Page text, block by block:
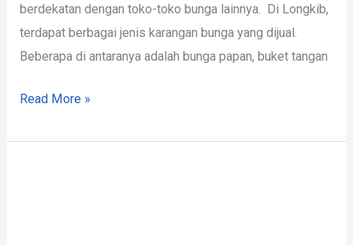
berdekatan dengan toko-toko bunga lainnya. Di Longkib,
terdapat berbagai jenis karangan bunga yang dijual.
Beberapa di antaranya adalah bunga papan, buket tangan
Read More »